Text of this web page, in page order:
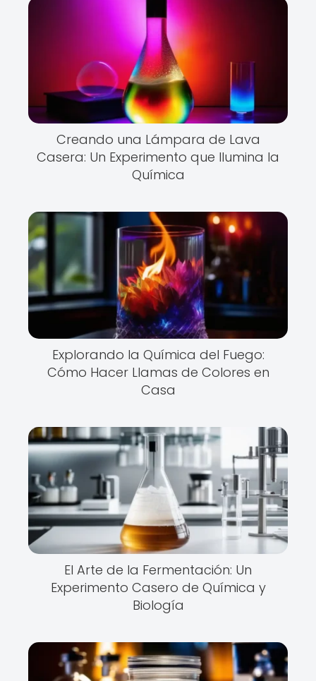
Creando una Lámpara de Lava
Casera: Un Experimento que Ilumina la
Química
Explorando la Química del Fuego:
Cómo Hacer Llamas de Colores en
Casa
El Arte de la Fermentación: Un
Experimento Casero de Química y
Biología